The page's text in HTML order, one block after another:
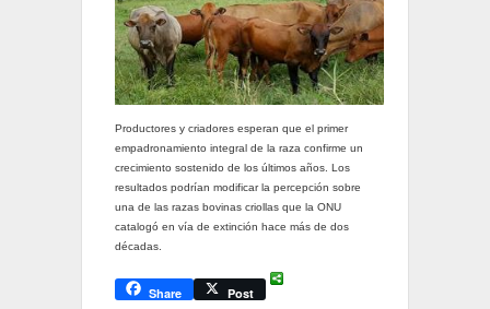
Productores y criadores esperan que el primer
empadronamiento integral de la raza confirme un
crecimiento sostenido de los últimos años. Los
resultados podrían modificar la percepción sobre
una de las razas bovinas criollas que la ONU
catalogó en vía de extinción hace más de dos
décadas.
Share Post